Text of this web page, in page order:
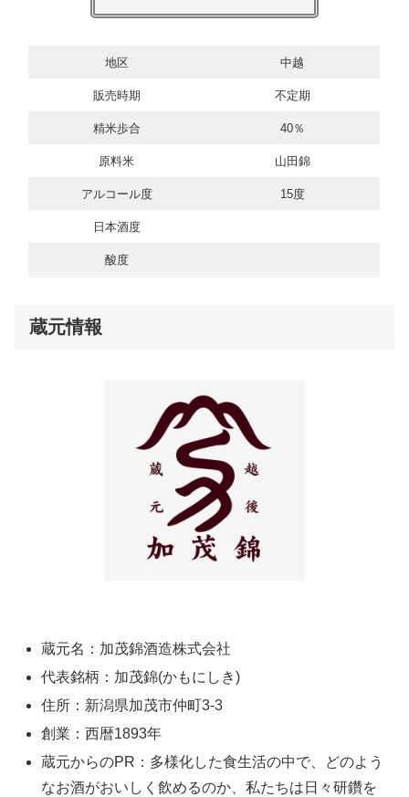
地区 中越
販売時期 不定期
精米歩合 40％
原料米 山田錦
アルコール度 15度
日本酒度
酸度
蔵元情報
蔵元名：加茂錦酒造株式会社
代表銘柄：加茂錦(かもにしき)
住所：新潟県加茂市仲町3-3
創業：西暦1893年
蔵元からのPR：多様化した食生活の中で、どのよう
なお酒がおいしく飲めるのか、私たちは日々研鑽を